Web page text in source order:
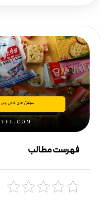
فهرست مطالب